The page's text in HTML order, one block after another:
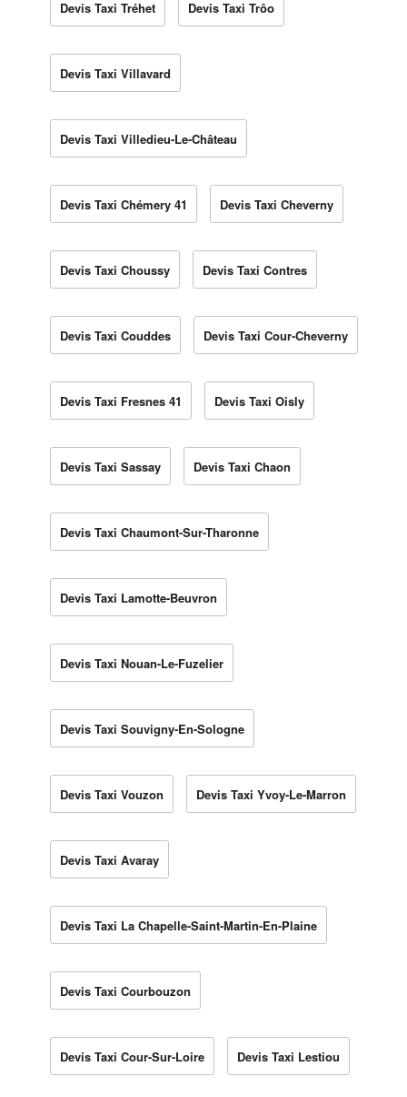
Devis Taxi Tréhet Devis Taxi Trôo
Devis Taxi Villavard
Devis Taxi Villedieu-Le-Château
Devis Taxi Chémery 41 Devis Taxi Cheverny
Devis Taxi Choussy Devis Taxi Contres
Devis Taxi Couddes Devis Taxi Cour-Cheverny
Devis Taxi Fresnes 41 Devis Taxi Oisly
Devis Taxi Sassay Devis Taxi Chaon
Devis Taxi Chaumont-Sur-Tharonne
Devis Taxi Lamotte-Beuvron
Devis Taxi Nouan-Le-Fuzelier
Devis Taxi Souvigny-En-Sologne
Devis Taxi Vouzon Devis Taxi Yvoy-Le-Marron
Devis Taxi Avaray
Devis Taxi La Chapelle-Saint-Martin-En-Plaine
Devis Taxi Courbouzon
Devis Taxi Cour-Sur-Loire Devis Taxi Lestiou